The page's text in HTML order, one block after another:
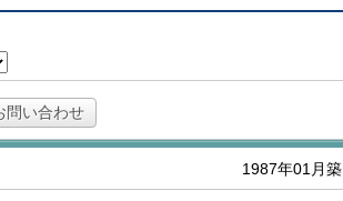
問い合わせ
1987年01月築